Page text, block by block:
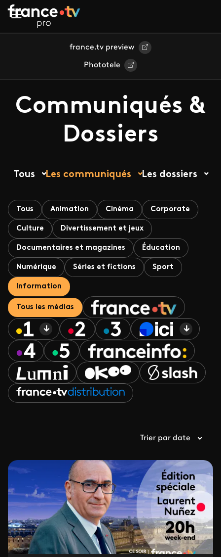
Aller au contenu principal
france.tv preview
Phototele
Communiqués &
Dossiers
Tous Les communiqués Les dossiers
Tous Animation Cinéma Corporate
Culture Divertissement et jeux
Documentaires et magazines Éducation
Numérique Séries et fictions Sport
Information
Tous les médias
Trier par date